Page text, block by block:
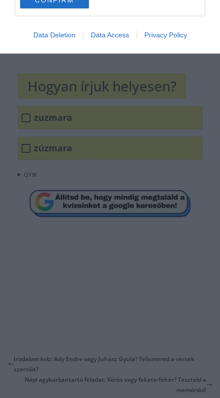
Data Deletion Data Access Privacy Policy
Hogyan írjuk helyesen?
zuzmara
zúzmara
GYIK
Irodalom kvíz: Ady Endre vagy Juhász Gyula? Felismered a versek
szerzőit?
Napi agykarbantartó feladat: Vörös vagy fekete-fehér? Teszteld a
memóriád!